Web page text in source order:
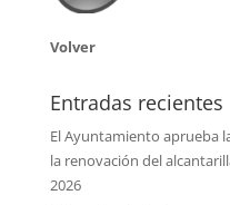
Volver
Entradas recientes
El Ayuntamiento aprueba
la renovación del
2026